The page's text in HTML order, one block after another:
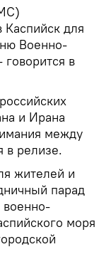
для
Военно-
в
и Ирана
между
в релизе.
жителей и
парад
военно-
моря